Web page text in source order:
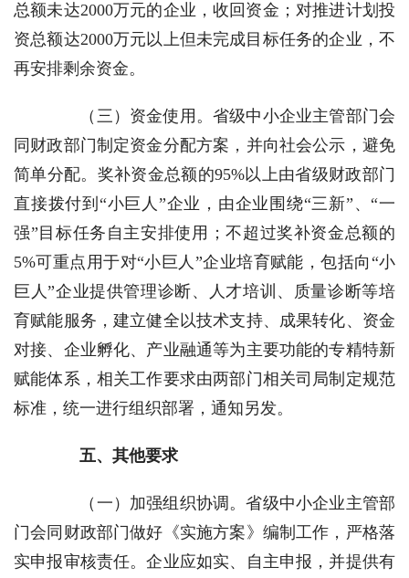
总额未达2000万元的企业，收回资金；对推进计划投
资总额达2000万元以上但未完成目标任务的企业，不
再安排剩余资金。
（三）资金使用。 省级中小企业主管部门会
同财政部门制定资金分配方案，并向社会公示，避免
简单分配。奖补资金总额的95%以上由省级财政部门
直接拨付到“小巨人”企业，由企业围绕“三新”、“一
强”目标任务自主安排使用；不超过奖补资金总额的
5%可重点用于对“小巨人”企业培育赋能，包括向“小
巨人”企业提供管理诊断、人才培训、质量诊断等培
育赋能服务，建立健全以技术支持、成果转化、资金
对接、企业孵化、产业融通等为主要功能的专精特新
赋能体系，相关工作要求由两部门相关司局制定规范
标准，统一进行组织部署，通知另发。
五、其他要求
（一）加强组织协调。省级中小企业主管部
门会同财政部门做好《实施方案》编制工作，严格落
实申报审核责任。企业应如实、自主申报，并提供有